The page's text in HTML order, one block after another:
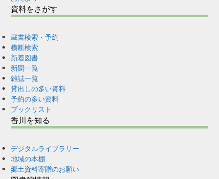
資料をさがす
蔵書検索・予約
横断検索
新着図書
新聞一覧
雑誌一覧
貸出しの多い資料
予約の多い資料
ブックリスト
香川を知る
デジタルライブラリー
地域の本棚
郷土資料寄贈のお願い